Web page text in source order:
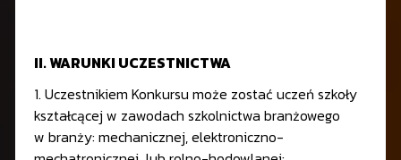
II. WARUNKI UCZESTNICTWA
1. Uczestnikiem Konkursu może zostać uczeń szkoły
kształcącej w zawodach szkolnictwa branżowego
w branży: mechanicznej, elektroniczno-